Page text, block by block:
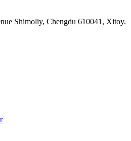
Shimoliy, Chengdu 610041, Xitoy.